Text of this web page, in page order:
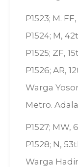
P1523; M.
P1524; M,
P1525; ZF,
P1526; AR,
Warga
Metro.
P1527; MW,
P1528; N,
Warga